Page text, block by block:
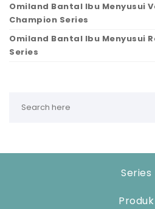
Omiland Bantal Ibu Menyusui
Champion Series
Omiland Bantal Ibu Menyusui
Series
Series
Produk